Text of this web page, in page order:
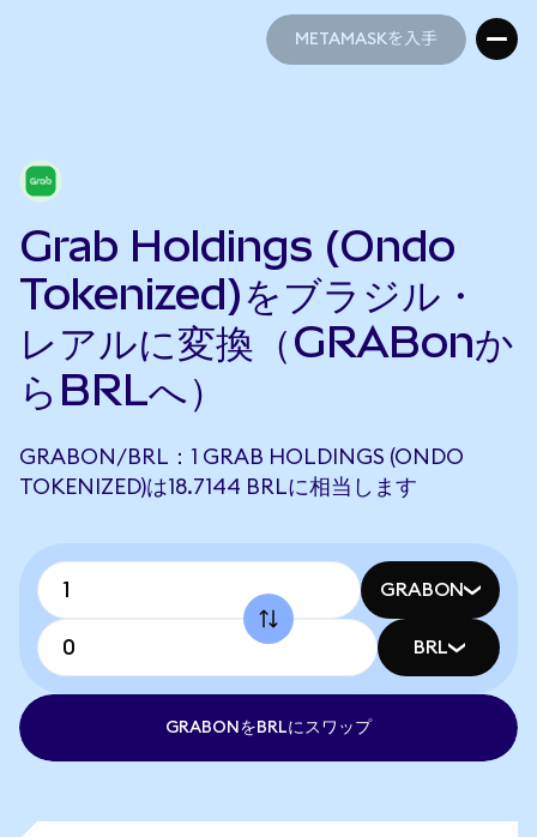
METAMASKを入手
Grab Holdings (Ondo
Tokenized)をブラジル・
レアルに変換（GRABonか
らBRLへ）
GRABON/BRL：1 GRAB HOLDINGS (ONDO
TOKENIZED)は18.7144 BRLに相当します
GRABON
BRL
GRABONをBRLにスワップ